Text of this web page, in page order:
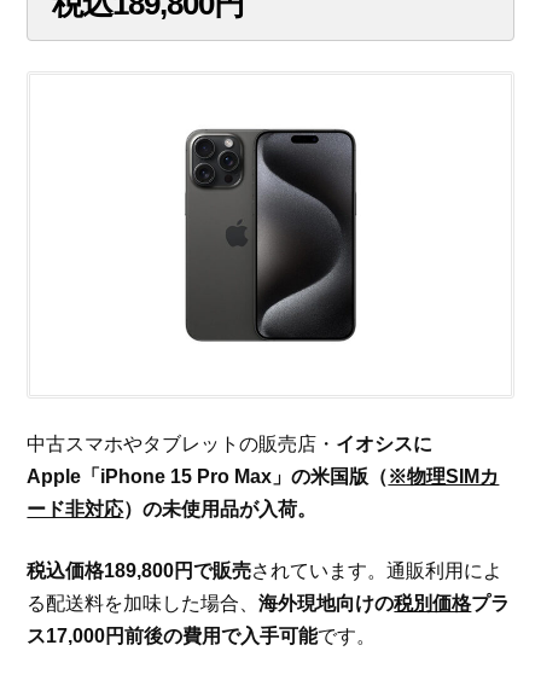
中古スマホやタブレットの販売店・ イオシスに
Apple「iPhone 15 Pro Max」の米国版（※物理SIMカ
ード非対応）の未使用品が入荷。
税込価格189,800円で販売されています。通販利用によ
る配送料を加味した場合、海外現地向けの税別価格プラ
ス17,000円前後の費用で入手可能です。